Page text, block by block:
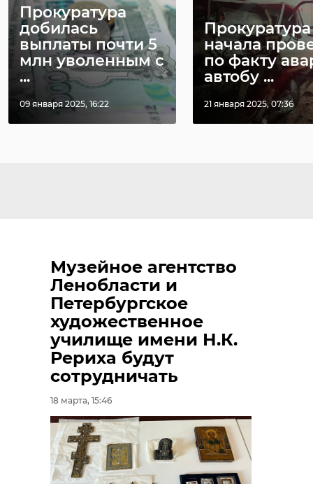
Прокуратура
добилась
выплаты почти 5
млн уволенным с
...
09 января 2025, 16:22
Прокуратура
начала
по факту
автобу ...
21 января 2025, 07:36
Музейное агентство
Ленобласти и
Петербургское
художественное
училище имени Н.К.
Рериха будут
сотрудничать
18 марта, 15:46